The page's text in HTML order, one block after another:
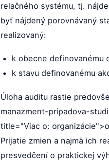
relačného systému, tj.
byť nájdený porovnávaný
realizovaný:
k obecne definovanému
k stavu definovanému
Úloha auditu rastie
manazment-pripadova-
title="Viac o:
Prijatie zmien a najmä ich
presvedčení o praktickej